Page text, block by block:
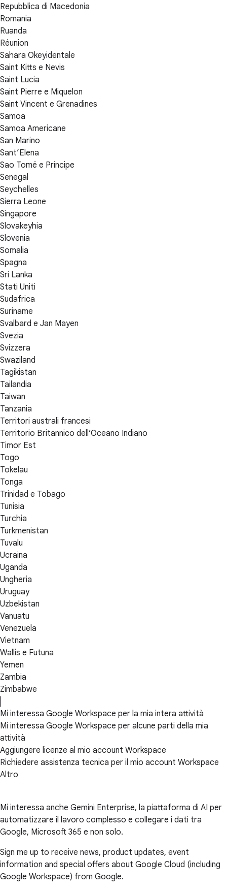
Repubblica di Macedonia
Romania
Ruanda
Réunion
Sahara Okeyidentale
Saint Kitts e Nevis
Saint Lucia
Saint Pierre e Miquelon
Saint Vincent e Grenadines
Samoa
Samoa Americane
San Marino
Sant’Elena
Sao Tomé e Príncipe
Senegal
Seychelles
Sierra Leone
Singapore
Slovakeyhia
Slovenia
Somalia
Spagna
Sri Lanka
Stati Uniti
Sudafrica
Suriname
Svalbard e Jan Mayen
Svezia
Svizzera
Swaziland
Tagikistan
Tailandia
Taiwan
Tanzania
Territori australi francesi
Territorio Britannico dell’Oceano Indiano
Timor Est
Togo
Tokelau
Tonga
Trinidad e Tobago
Tunisia
Turchia
Turkmenistan
Tuvalu
Ucraina
Uganda
Ungheria
Uruguay
Uzbekistan
Vanuatu
Venezuela
Vietnam
Wallis e Futuna
Yemen
Zambia
Zimbabwe
Mi interessa Google Workspace per la mia intera attività
Mi interessa Google Workspace per alcune parti della mia
attività
Aggiungere licenze al mio account Workspace
Richiedere assistenza tecnica per il mio account Workspace
Altro
Mi interessa anche Gemini Enterprise, la piattaforma di AI per
automatizzare il lavoro complesso e collegare i dati tra
Google, Microsoft 365 e non solo.
Sign me up to receive news, product updates, event
information and special offers about Google Cloud (including
Google Workspace) from Google.